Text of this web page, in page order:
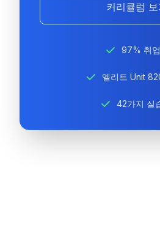
커리큘럼 보
97% 취
엘리트 Unit
42가지 실